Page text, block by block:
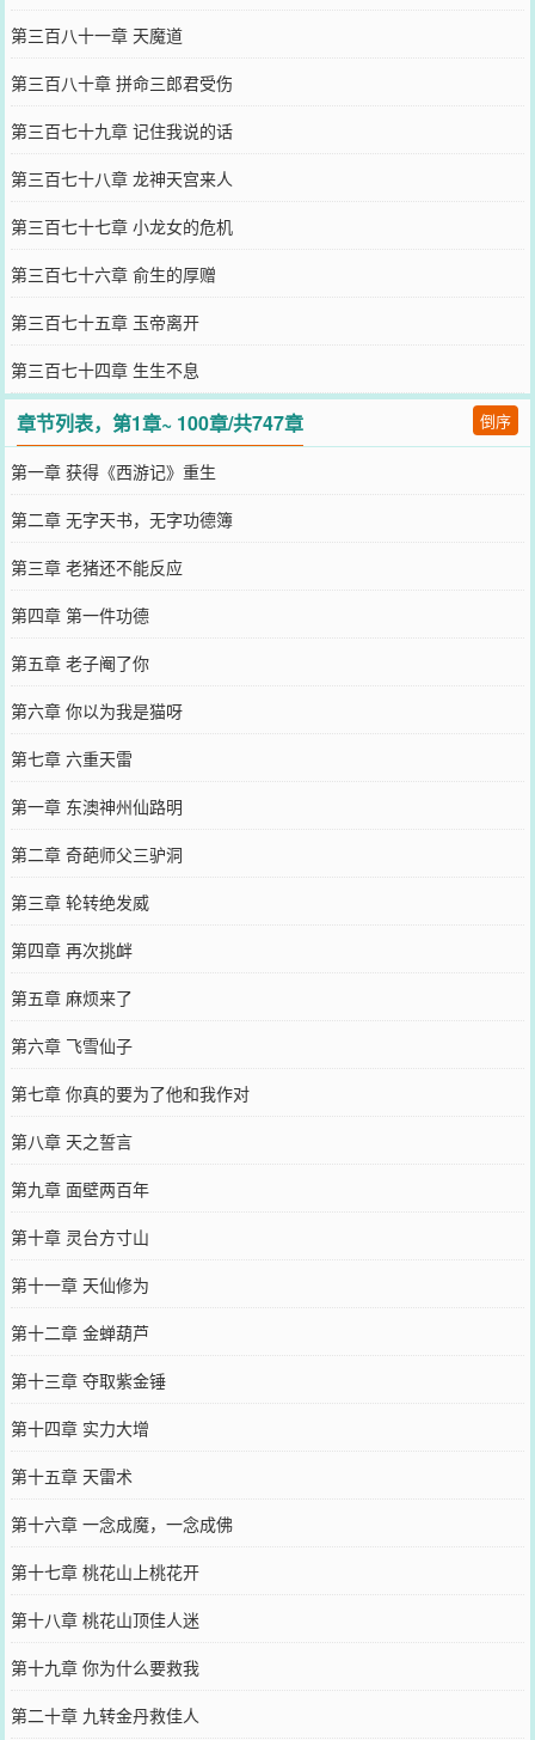
第三百八十一章 天魔道
第三百八十章 拼命三郎君受伤
第三百七十九章 记住我说的话
第三百七十八章 龙神天宫来人
第三百七十七章 小龙女的危机
第三百七十六章 俞生的厚赠
第三百七十五章 玉帝离开
第三百七十四章 生生不息
章节列表，第1章~ 100章/共747章 倒序
第一章 获得《西游记》重生
第二章 无字天书，无字功德簿
第三章 老猪还不能反应
第四章 第一件功德
第五章 老子阉了你
第六章 你以为我是猫呀
第七章 六重天雷
第一章 东澳神州仙路明
第二章 奇葩师父三驴洞
第三章 轮转绝发威
第四章 再次挑衅
第五章 麻烦来了
第六章 飞雪仙子
第七章 你真的要为了他和我作对
第八章 天之誓言
第九章 面壁两百年
第十章 灵台方寸山
第十一章 天仙修为
第十二章 金蝉葫芦
第十三章 夺取紫金锤
第十四章 实力大增
第十五章 天雷术
第十六章 一念成魔，一念成佛
第十七章 桃花山上桃花开
第十八章 桃花山顶佳人迷
第十九章 你为什么要救我
第二十章 九转金丹救佳人